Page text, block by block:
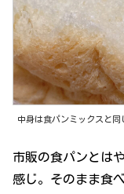
中身は食パンミックスと
市販の食パンとは
感じ。そのまま食